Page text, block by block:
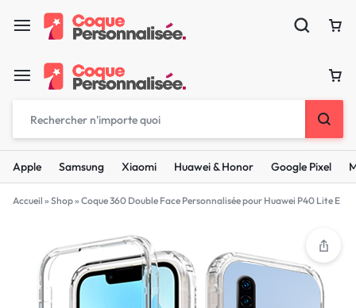
Apple Samsung Xiaomi Huawei & Honor Google Pixel
Accueil » Shop» Coque 360 Double Face Personnalisée pour Huawei P40 Lite E